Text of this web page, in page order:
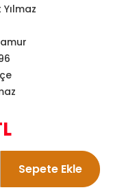
Yılmaz
Sepete Ekle